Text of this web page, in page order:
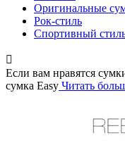
Оригинальные
Рок-стиль
Спортивный
Если вам нравятся
сумка Easy Читать